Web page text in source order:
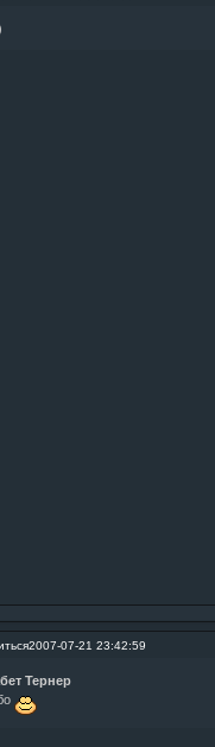
2007-07-21 23:42:59
Тернер